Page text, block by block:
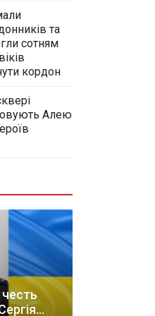
та
сотням
кордон
Алею